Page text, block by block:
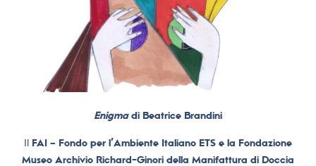
Enigmadi Beatrice Brandini
Il FAI – Fondo per l’Ambiente Italiano ETS e la Fondazione
Museo Archivio Richard-Ginori della Manifattura di Doccia